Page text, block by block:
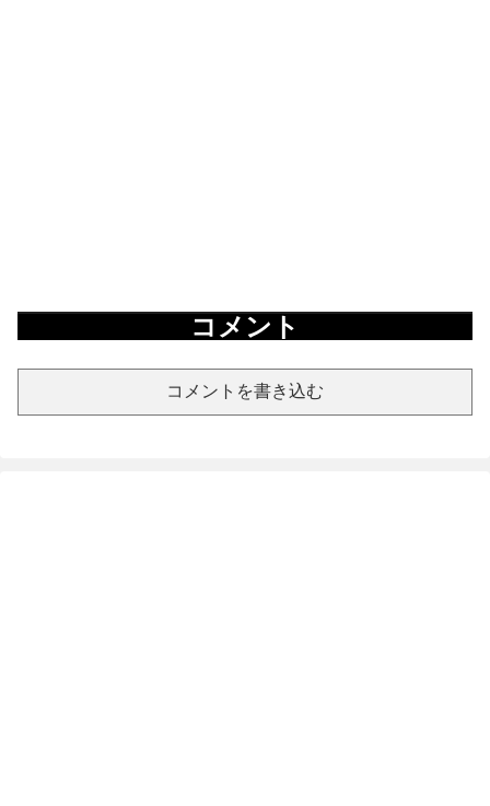
コメント
コメントを書き込む